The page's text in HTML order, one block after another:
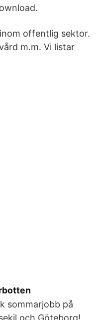
offentlig sektor.
m.m. Vi listar
sommarjobb på
och Göteborg!